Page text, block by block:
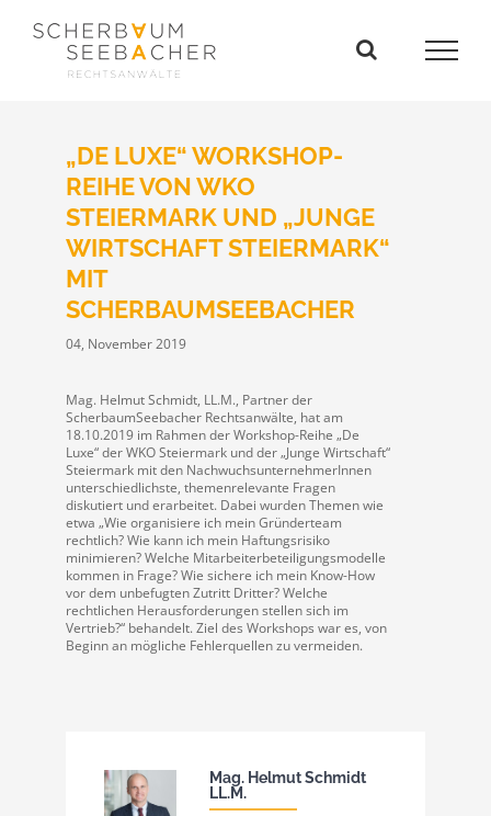
springen
„DE LUXE“ WORKSHOP-
REIHE VON WKO
STEIERMARK UND „JUNGE
WIRTSCHAFT STEIERMARK“
MIT
SCHERBAUMSEEBACHER
04, November 2019
Mag. Helmut Schmidt, LL.M., Partner der
ScherbaumSeebacher Rechtsanwälte, hat am
18.10.2019 im Rahmen der Workshop-Reihe „De
Luxe“ der WKO Steiermark und der „Junge Wirtschaft“
Steiermark mit den NachwuchsunternehmerInnen
unterschiedlichste, themenrelevante Fragen
diskutiert und erarbeitet. Dabei wurden Themen wie
etwa „Wie organisiere ich mein Gründerteam
rechtlich? Wie kann ich mein Haftungsrisiko
minimieren? Welche Mitarbeiterbeteiligungsmodelle
kommen in Frage? Wie sichere ich mein Know-How
vor dem unbefugten Zutritt Dritter? Welche
rechtlichen Herausforderungen stellen sich im
Vertrieb?“ behandelt. Ziel des Workshops war es, von
Beginn an mögliche Fehlerquellen zu vermeiden.
Mag. Helmut Schmidt
LL.M.